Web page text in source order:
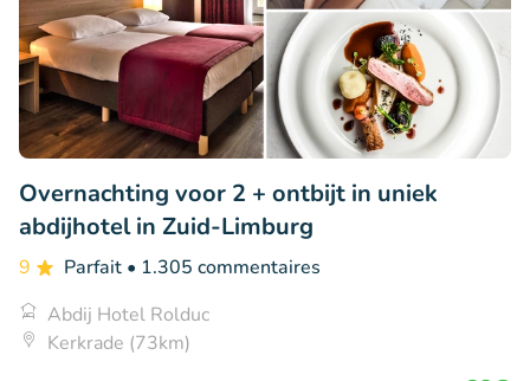
Overnachting voor 2 + ontbijt in uniek
abdijhotel in Zuid-Limburg
9 Parfait • 1.305 commentaires
Abdij Hotel Rolduc
Kerkrade (73km)